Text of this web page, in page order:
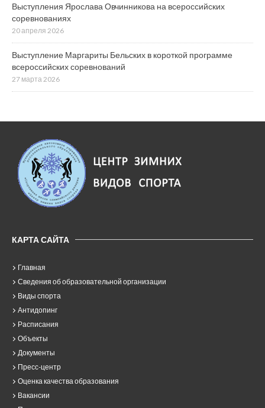
Выступления Ярослава Овчинникова на всероссийских
соревнованиях
20 апреля 2026
Выступление Маргариты Бельских в короткой программе
всероссийских соревнований
27 марта 2026
КАРТА САЙТА
Главная
Сведения об образовательной организации
Виды спорта
Антидопинг
Расписания
Объекты
Документы
Пресс-центр
Оценка качества образования
Вакансии